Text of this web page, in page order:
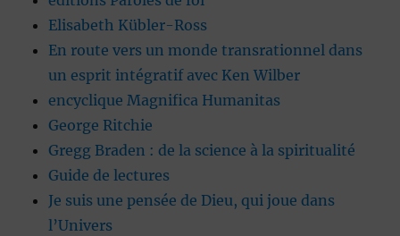
Elisabeth Kübler-Ross
En route vers un monde transrationnel dans
un esprit intégratif avec Ken Wilber
encyclique Magnifica Humanitas
George Ritchie
Gregg Braden : de la science à la spiritualité
Guide de lectures
Je suis une pensée de Dieu, qui joue dans
l’Univers